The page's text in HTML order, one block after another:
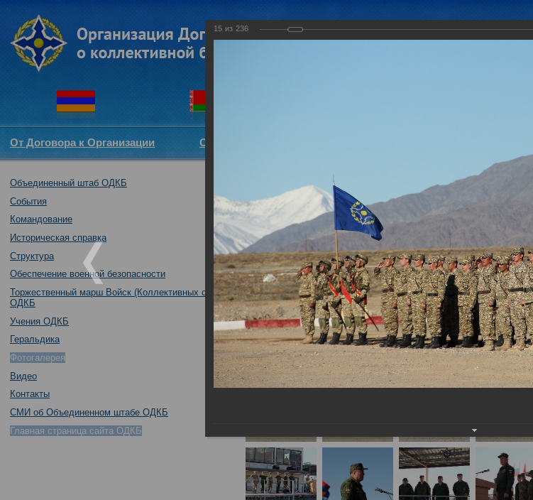
От Договора к Организации Структура ОДКБ
Объединенный штаб ОДКБ
События
Командование
Историческая справка
Структура
Обеспечение военной безопасности
Торжественный марш Войск (Коллективных сил)
ОДКБ
Учения ОДКБ
Геральдика
Фотогалерея
Видео
Контакты
СМИ об Объединенном штабе ОДКБ
Главная страница сайта ОДКБ
Совместное тактическое учение с воинскими контингентами
04.10.2016
15 из 236